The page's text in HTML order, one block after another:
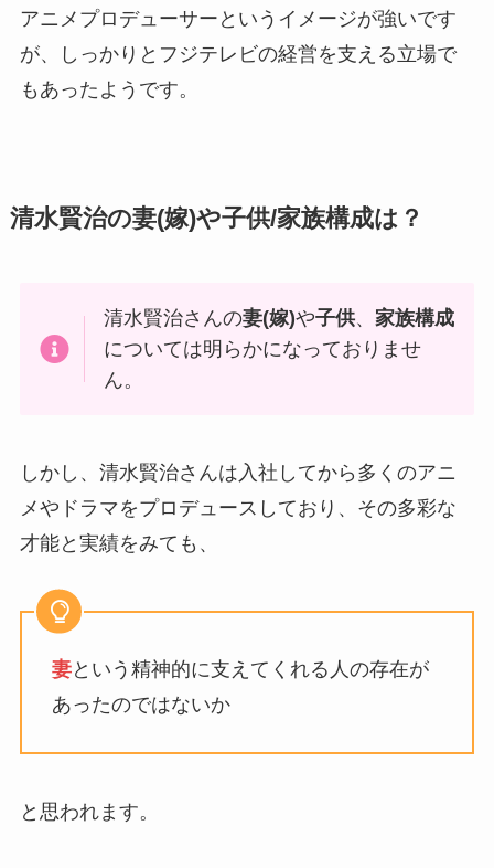
アニメプロデューサーというイメージが強いです
が、しっかりとフジテレビの経営を支える立場で
もあったようです。
清水賢治の妻(嫁)や子供/家族構成は？
清水賢治さんの妻(嫁)や子供、家族構成
については明らかになっておりませ
ん。
しかし、清水賢治さんは入社してから多くのアニ
メやドラマをプロデュースしており、その多彩な
才能と実績をみても、
妻という精神的に支えてくれる人の存在が
あったのではないか
と思われます。